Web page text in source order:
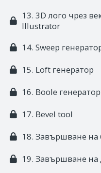
13. 3D лого чрез
Illustrator
14. Sweep
15. Loft генератор
16. Boole генератор
17. Bevel tool
18. Завършване на
19. Завършване на